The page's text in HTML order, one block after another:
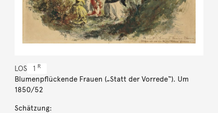
LOS 1 R
Blumenpflückende Frauen („Statt der Vorrede“). Um
1850/52
Schätzung: